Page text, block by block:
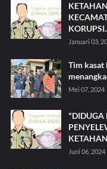
Januari 03,
Tim kasat
Mei 07, 2024
"DIDUGA
Juni 06, 2024